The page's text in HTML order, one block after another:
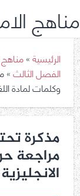
مناهج
الرئيسية»
الفصل الثالث»
وكلمات لمادة
مراجعة